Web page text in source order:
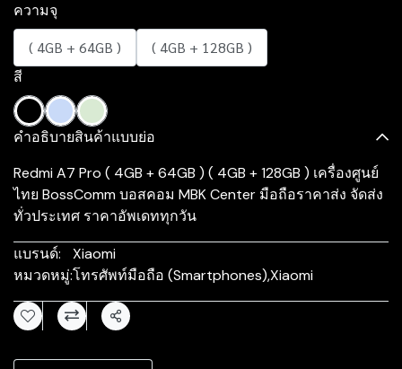
ความจุ
( 4GB + 64GB )
( 4GB + 128GB )
สี
คำอธิบายสินค้าแบบย่อ
Redmi A7 Pro ( 4GB + 64GB ) ( 4GB + 128GB ) เครื่องศูนย์
ไทย BossComm บอสคอม MBK Center มือถือราคาส่ง จัดส่ง
ทั่วประเทศ ราคาอัพเดททุกวัน
แบรนด์:
Xiaomi
หมวดหมู่:โทรศัพท์มือถือ (Smartphones),Xiaomi
แชร์